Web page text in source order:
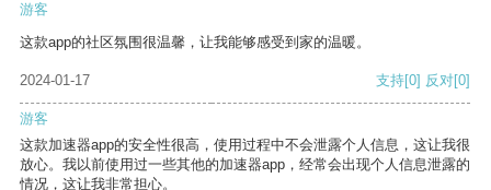
游客
这款app的社区氛围很温馨，让我能够感受到家的温暖。
2024-01-17 支持[0] 反对[0]
游客
这款加速器app的安全性很高，使用过程中不会泄露个人信息，这让我很
放心。我以前使用过一些其他的加速器app，经常会出现个人信息泄露的
情况，这让我非常担心。